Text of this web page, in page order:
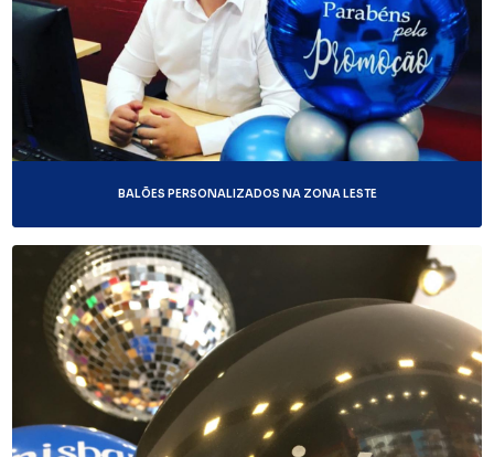
BALÕES PERSONALIZADOS NA ZONA LESTE